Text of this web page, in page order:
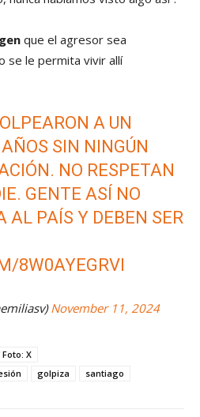
que el agresor sea
se le permita vivir allí
A UN
SIN NINGÚN
NO RESPETAN
GENTE ASÍ NO
AL PAÍS Y DEBEN SER
8W0AYEGRVI
November 11, 2024
X
golpiza santiago